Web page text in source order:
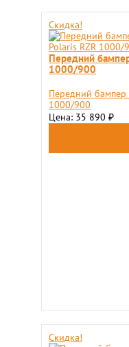
Скидка!
Передний
1000/900
Передний бампер
1000/900
Цена: 35 890 ₽
Скидка!